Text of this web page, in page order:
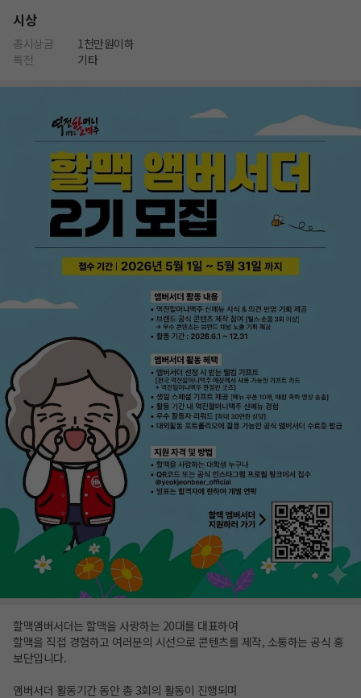
시상
총시상금
1천만원이하
특전
기타
할맥앰버서더는 할맥을 사랑하는 20대를 대표하여
할맥을 직접 경험하고 여러분의 시선으로 콘텐츠를 제작, 소통하는 공식 홍
보단입니다.
앰버서더 활동기간 동안 총 3회의 활동이 진행되며